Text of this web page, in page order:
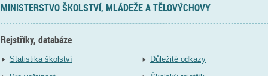
MINISTERSTVO ŠKOLSTVÍ, MLÁDEŽE A TĚLOVÝCHOVY
Rejstříky, databáze
Statistika školství
Důležité odkazy